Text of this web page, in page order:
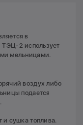
в
ТЭЦ-2 использует
мельницами.
воздух либо
подается
и сушка топлива.